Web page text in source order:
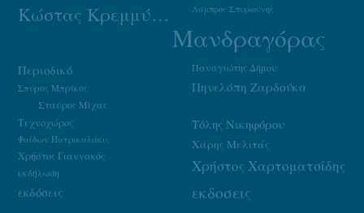
Κώστας Κρεμμύδας Λάμπρος Σπυριούνης
Μανδραγόρας
Παναγιώτης Δήμου
Περιοδικό
Πηνελόπη Ζαρδούκα
Σπύρος Μπρίκος
Σταύρος Μίχας
Τεχνοχώρος
Τόλης Νικηφόρου
Φαίδων Πατρικαλάκις Χάρης Μελιτάς
Χρήστος Γιαννακός
Χρήστος Χαρτοματσίδης
εκδήλωση
εκδοσεις
εκδόσεις